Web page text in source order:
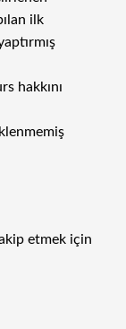
ilk
hakkını
etmek için